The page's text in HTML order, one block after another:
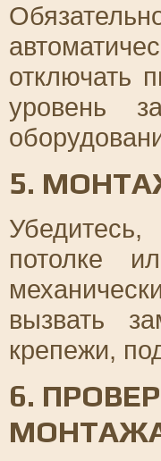
отключать
уровень
5.
потолке
вызвать
крепежи,
6.